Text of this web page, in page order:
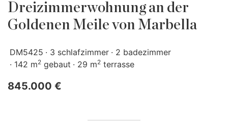
Dreizimmerwohnung an der
Goldenen Meile von Marbella
DM5425 3 schlafzimmer
2 badezimmer
142 m2 gebaut 29 m2 terrasse
845.000 €